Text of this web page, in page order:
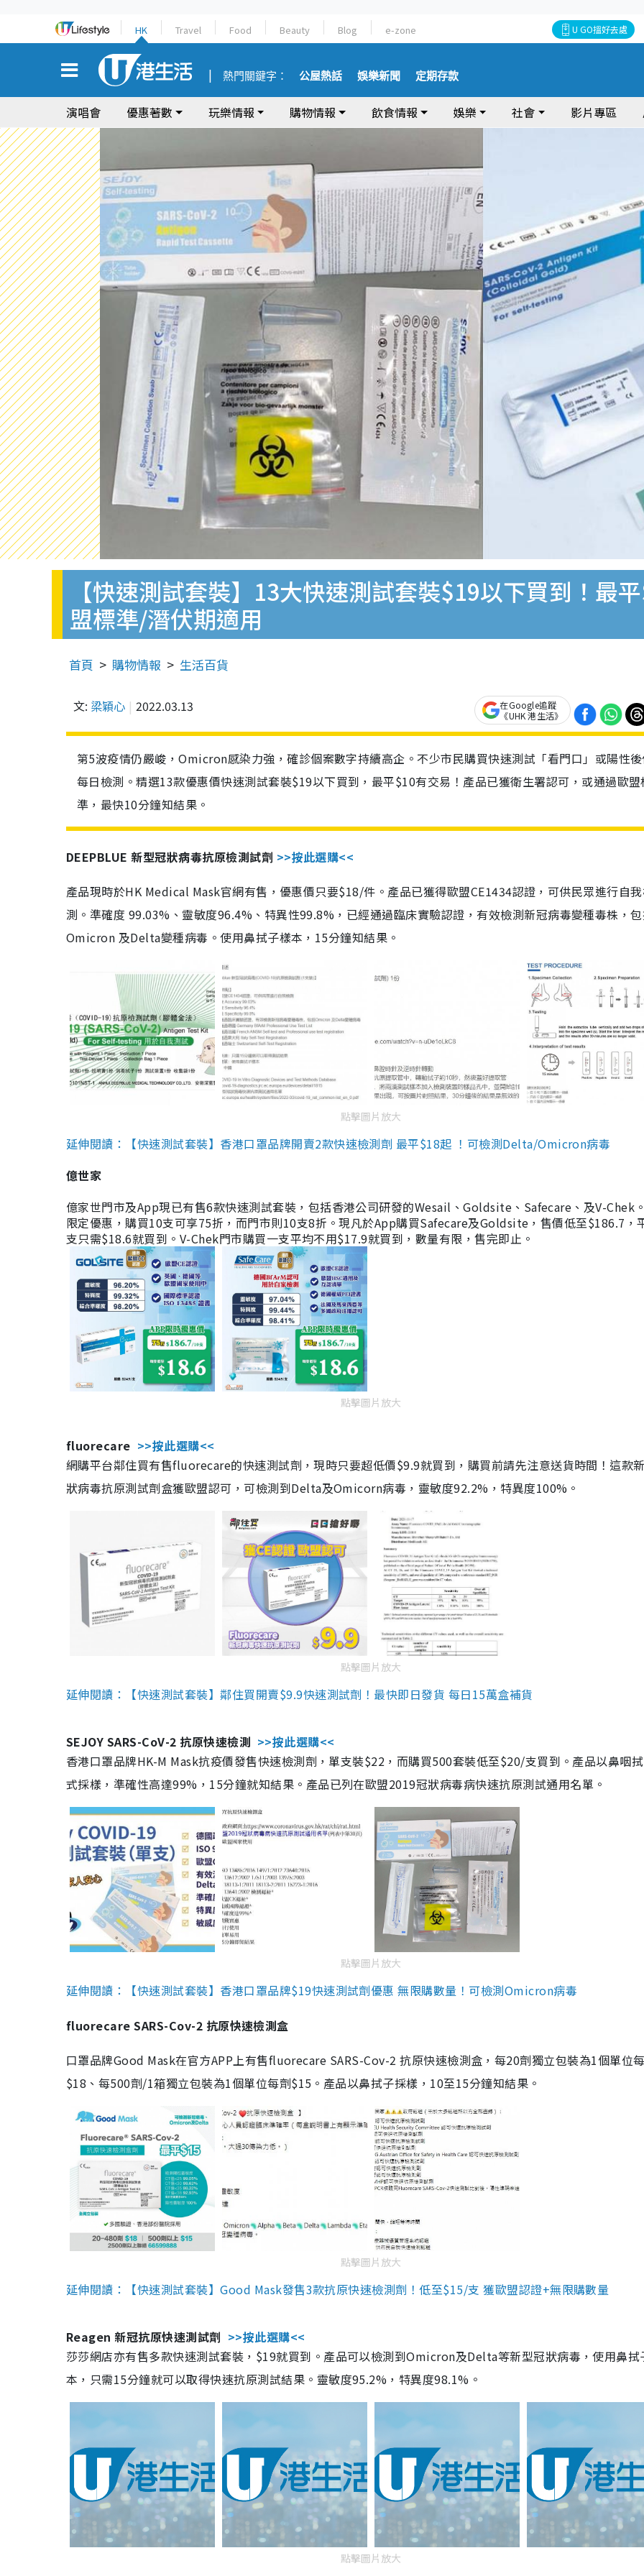
HK Travel Food Beauty Blog e-zone U GO搵好去處
熱門關鍵字： 公屋熱話 娛樂新聞 定期存款
演唱會 優惠著數 玩樂情報 購物情報 飲食情報 娛樂 社會 影片專區
【快速測試套裝】13大快速測試套裝$19以下買到！最
盟標準/潛伏期適用
首頁 購物情報 生活百貨
文: 梁穎心 2022.03.13
在Google追蹤
《UHK 港生活》
第5波疫情仍嚴峻，Omicron感染力強，確診個案數字持續高企。不少市民購買快速測試「看門口」或陽性
每日檢測。精選13款優惠價快速測試套裝$19以下買到，最平$10有交易！產品已獲衛生署認可，或通過歐盟
準，最快10分鐘知結果。
DEEPBLUE 新型冠狀病毒抗原檢測試劑 >>按此選購<<
產品現時於HK Medical Mask官網有售，優惠價只要$18/件。產品已獲得歐盟CE1434認證，可供民眾進行自
測。準確度 99.03%、靈敏度96.4%、特異性99.8%，已經通過臨床實驗認證，有效檢測新冠病毒變種毒株，
Omicron 及Delta變種病毒。使用鼻拭子樣本，15分鐘知結果。
點擊圖片放大
延伸閱讀：【快速測試套裝】香港口罩品牌開賣2款快速檢測劑 最平$18起 ！可檢測Delta/Omicron病毒
億世家
億家世門市及App現已有售6款快速測試套裝，包括香港公司研發的Wesail、Goldsite、Safecare、及V-Chek
限定優惠，購買10支可享75折，而門市則10支8折。現凡於App購買Safecare及Goldsite，售價低至$186.7，
支只需$18.6就買到。V-Chek門市購買一支平均不用$17.9就買到，數量有限，售完即止。
點擊圖片放大
fluorecare >>按此選購<<
網購平台鄰住買有售fluorecare的快速測試劑，現時只要超低價$9.9就買到，購買前請先注意送貨時間！這款
狀病毒抗原測試劑盒獲歐盟認可，可檢測到Delta及Omicorn病毒，靈敏度92.2%，特異度100%。
點擊圖片放大
延伸閱讀：【快速測試套裝】鄰住買開賣$9.9快速測試劑！最快即日發貨 每日15萬盒補貨
SEJOY SARS-CoV-2 抗原快速檢測 >>按此選購<<
香港口罩品牌HK-M Mask抗疫價發售快速檢測劑，單支裝$22，而購買500套裝低至$20/支買到。產品以鼻咽
式採樣，準確性高達99%，15分鐘就知結果。產品已列在歐盟2019冠狀病毒病快速抗原測試通用名單。
點擊圖片放大
延伸閱讀：【快速測試套裝】香港口罩品牌$19快速測試劑優惠 無限購數量！可檢測Omicron病毒
fluorecare SARS-Cov-2 抗原快速檢測盒
口罩品牌Good Mask在官方APP上有售fluorecare SARS-Cov-2 抗原快速檢測盒，每20劑獨立包裝為1個單位
$18、每500劑/1箱獨立包裝為1個單位每劑$15。產品以鼻拭子採樣，10至15分鐘知結果。
點擊圖片放大
延伸閱讀：【快速測試套裝】Good Mask發售3款抗原快速檢測劑！低至$15/支 獲歐盟認證+無限購數量
Reagen 新冠抗原快速測試劑 >>按此選購<<
莎莎網店亦有售多款快速測試套裝，$19就買到。產品可以檢測到Omicron及Delta等新型冠狀病毒，使用鼻拭
本，只需15分鐘就可以取得快速抗原測試結果。靈敏度95.2%，特異度98.1%。
點擊圖片放大